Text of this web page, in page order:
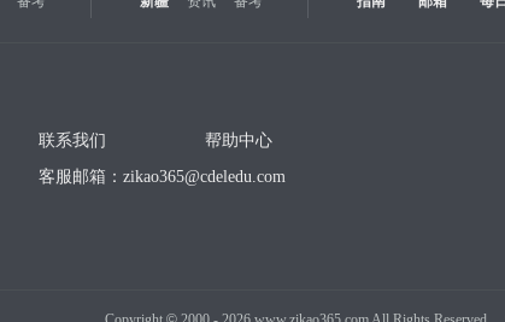
联系我们
帮助中心
客服邮箱： zikao365@cdeledu.com